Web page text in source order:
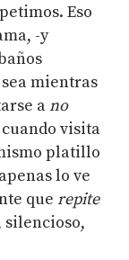
Eso
-y
mientras
ano
visita
platillo
lo ve
que repite
silencioso,